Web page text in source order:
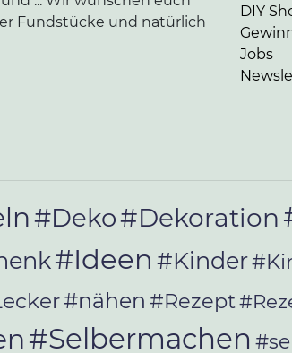
Fundstücke und natürlich
DIY
Jobs
#Deko#Dekoration
#Ideen #Kinder
#nähen #Rezept
#Selbermachen